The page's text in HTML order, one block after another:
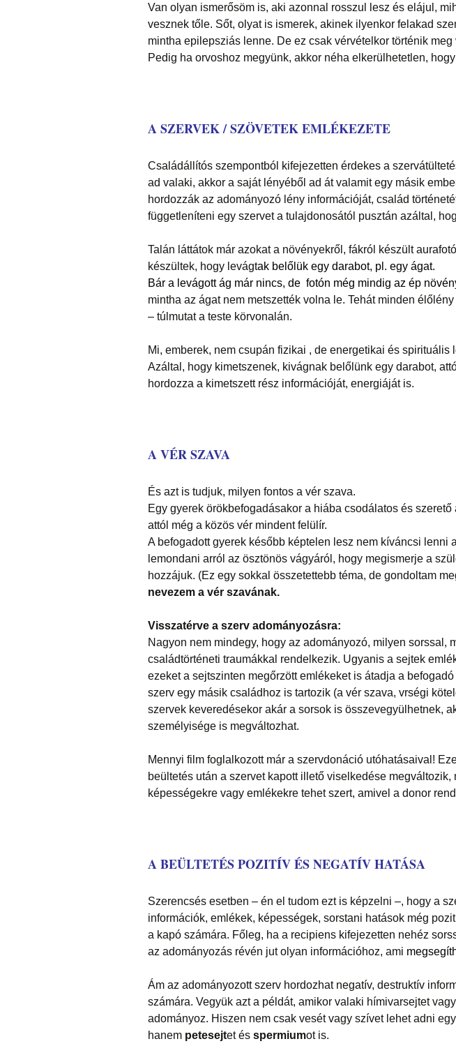
Van olyan ismerősöm is, aki azonnal rosszul lesz és elájul,
vesznek tőle. Sőt, olyat is ismerek, akinek ilyenkor felakad
mintha epilepsziás lenne. De ez csak vérvételkor történik meg
Pedig ha orvoshoz megyünk, akkor néha elkerülhetetlen,
A SZERVEK / SZÖVETEK EMLÉKEZETE
Családállítós szempontból kifejezetten érdekes a
ad valaki, akkor a saját lényéből ad át valamit egy másik
hordozzák az adományozó lény információját, család
függetleníteni egy szervet a tulajdonosától pusztán azáltal,
Talán láttátok már azokat a növényekről, fákról készült
készültek, hogy levágtak belőlük egy darabot, pl. egy ágat.
Bár a levágott ág már nincs, de fotón még mindig az ép
mintha az ágat nem metszették volna le. Tehát minden
– túlmutat a teste körvonalán.
Mi, emberek, nem csupán fizikai , de energetikai és spirituális
Azáltal, hogy kimetszenek, kivágnak belőlünk egy darabot,
hordozza a kimetszett rész információját, energiáját is.
A VÉR SZAVA
És azt is tudjuk, milyen fontos a vér szava.
Egy gyerek örökbefogadásakor a hiába csodálatos és szerető
attól még a közös vér mindent felülír.
A befogadott gyerek később képtelen lesz nem kíváncsi lenni
lemondani arról az ösztönös vágyáról, hogy megismerje a
hozzájuk. (Ez egy sokkal összetettebb téma, de gondoltam
nevezem a vér szavának.
Visszatérve a szerv adományozásra:
Nagyon nem mindegy, hogy az adományozó, milyen sorssal,
családtörténeti traumákkal rendelkezik. Ugyanis a sejtek
ezeket a sejtszinten megőrzött emlékeket is átadja a
szerv egy másik családhoz is tartozik (a vér szava, vrségi
szervek keveredésekor akár a sorsok is összevegyülhetnek,
személyisége is megváltozhat.
Mennyi film foglalkozott már a szervdonáció utóhatásaival!
beültetés után a szervet kapott illető viselkedése megváltozik,
képességekre vagy emlékekre tehet szert, amivel a donor
A BEÜLTETÉS POZITÍV ÉS NEGATÍV HATÁSA
Szerencsés esetben – én el tudom ezt is képzelni –, hogy a
információk, emlékek, képességek, sorstani hatások még
a kapó számára. Főleg, ha a recipiens kifejezetten nehéz
az adományozás révén jut olyan információhoz, ami
Ám az adományozott szerv hordozhat negatív, destruktív
számára. Vegyük azt a példát, amikor valaki hímivarsejtet
adományoz. Hiszen nem csak vesét vagy szívet lehet adni
hanem petesejtet és spermiumot is.